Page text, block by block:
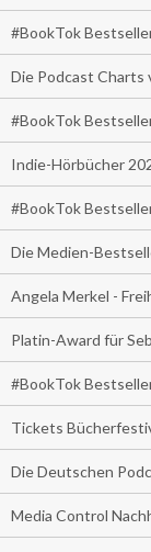
#BookTok
Die Podcast Charts
#BookTok
Indie-Hörbücher
#BookTok
Die Medien-
Angela Merkel -
Platin-Award für
#BookTok
Tickets
Die Deutschen
Media Control